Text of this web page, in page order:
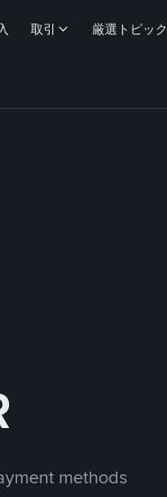
取引 厳選トピック
methods